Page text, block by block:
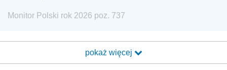
Monitor Polski rok 2026 poz. 737
pokaż więcej